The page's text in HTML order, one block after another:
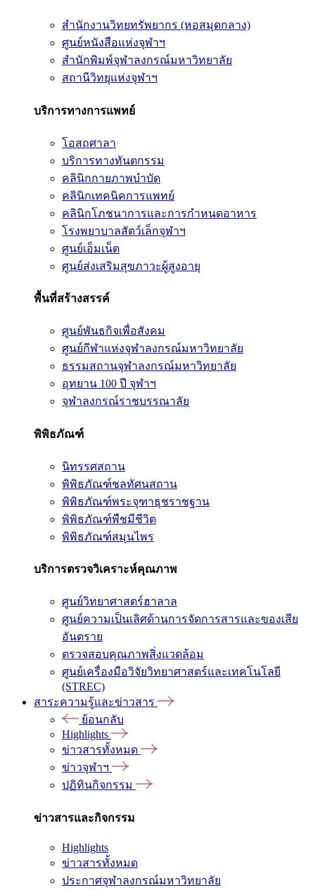
สำนักงานวิทยทรัพยากร (หอสมุดกลาง)
ศูนย์หนังสือแห่งจุฬาฯ
สำนักพิมพ์จุฬาลงกรณ์มหาวิทยาลัย
สถานีวิทยุแห่งจุฬาฯ
บริการทางการแพทย์
โอสถศาลา
บริการทางทันตกรรม
คลินิกกายภาพบำบัด
คลินิกเทคนิคการแพทย์
คลินิกโภชนาการและการกำหนดอาหาร
โรงพยาบาลสัตว์เล็กจุฬาฯ
ศูนย์เอ็มเน็ต
ศูนย์ส่งเสริมสุขภาวะผู้สูงอายุ
พื้นที่สร้างสรรค์
ศูนย์พันธกิจเพื่อสังคม
ศูนย์กีฬาแห่งจุฬาลงกรณ์มหาวิทยาลัย
ธรรมสถานจุฬาลงกรณ์มหาวิทยาลัย
อุทยาน 100 ปี จุฬาฯ
จุฬาลงกรณ์ราชบรรณาลัย
พิพิธภัณฑ์
นิทรรศสถาน
พิพิธภัณฑ์ชลทัศนสถาน
พิพิธภัณฑ์พระจุฑาธุชราชฐาน
พิพิธภัณฑ์พืชมีชีวิต
พิพิธภัณฑ์สมุนไพร
บริการตรวจวิเคราะห์คุณภาพ
ศูนย์วิทยาศาสตร์ฮาลาล
ศูนย์ความเป็นเลิศด้านการจัดการสารและของเสีย
อันตราย
ตรวจสอบคุณภาพสิ่งแวดล้อม
ศูนย์เครื่องมือวิจัยวิทยาศาสตร์และเทคโนโลยี
(STREC)
สาระความรู้และข่าวสาร
ย้อนกลับ
Highlights
ข่าวสารทั้งหมด
ข่าวจุฬาฯ
ปฏิทินกิจกรรม
ข่าวสารและกิจกรรม
Highlights
ข่าวสารทั้งหมด
ประกาศจุฬาลงกรณ์มหาวิทยาลัย